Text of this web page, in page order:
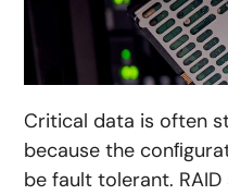
Critical data is often
because the
be fault tolerant.